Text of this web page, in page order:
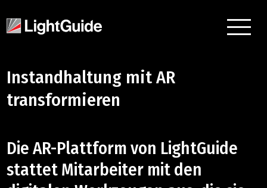
Instandhaltung mit AR
transformieren
Die AR-Plattform von LightGuide
stattet Mitarbeiter mit den